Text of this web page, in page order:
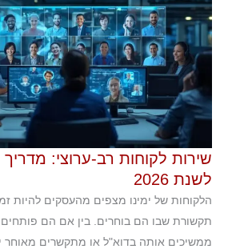
שירות לקוחות רב-ערוצי:
לשנת 2026
הלקוחות של ימינו מצפים מהעסקים להיות
תקשורת שבו הם בוחרים. בין אם הם
ממשיכים אותה בדוא"ל או מתקשרים מאוחר